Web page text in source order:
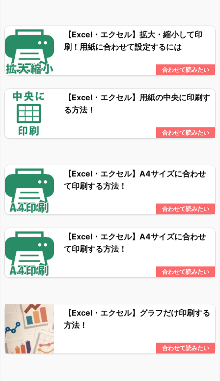
【Excel・エクセル】拡大・縮小して印
刷！用紙に合わせて設定するには
【Excel・エクセル】用紙の中央に印刷す
る方法！
【Excel・エクセル】A4サイズに合わせ
て印刷する方法！
【Excel・エクセル】A4サイズに合わせ
て印刷する方法！
【Excel・エクセル】グラフだけ印刷する
方法！